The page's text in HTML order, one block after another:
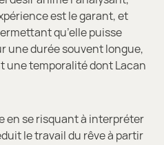
est le garant, et
qu’elle puisse
une durée souvent longue,
une temporalité dont Lacan
en se risquant à interpréter
le travail du rêve à partir